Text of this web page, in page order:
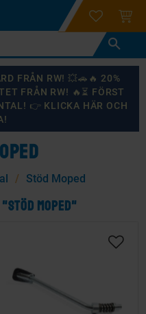
login
FRÅN RW! 💥🚗🔥 20%
FRÅN RW! 🔥⏳ FÖRST
👉 KLICKA HÄR OCH
Stöd Moped
MOPED"